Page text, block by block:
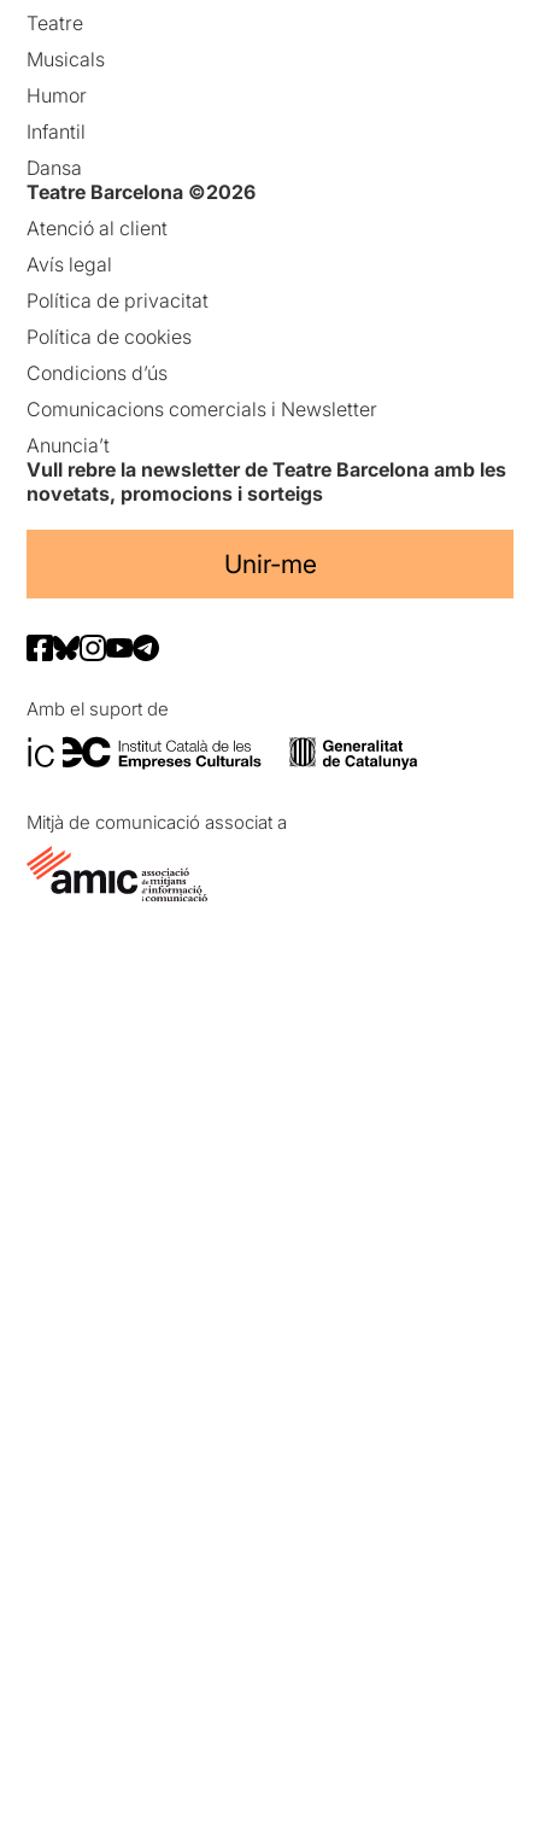
Teatre
Musicals
Humor
Infantil
Dansa
Teatre Barcelona ©2026
Atenció al client
Avís legal
Política de privacitat
Política de cookies
Condicions d’ús
Comunicacions comercials i Newsletter
Anuncia’t
Vull rebre la newsletter de Teatre Barcelona amb les
novetats, promocions i sorteigs
Unir-me
Amb el suport de
Mitjà de comunicació associat a